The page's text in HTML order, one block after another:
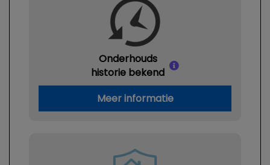
Onderhouds
historie bekend
Meer informatie